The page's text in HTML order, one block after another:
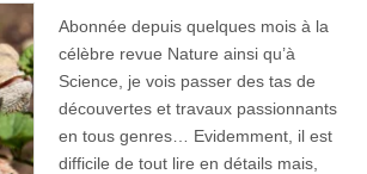
Abonnée depuis quelques mois à la
célèbre revue Nature ainsi qu’à
Science, je vois passer des tas de
découvertes et travaux passionnants
en tous genres… Evidemment, il est
difficile de tout lire en détails mais,